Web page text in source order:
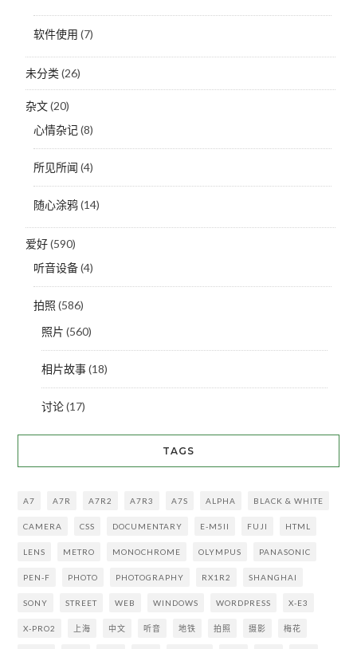
软件使用 (7)
未分类(26)
杂文(20)
心情杂记(8)
所见所闻 (4)
随心涂鸦(14)
爱好(590)
听音设备(4)
拍照 (586)
照片 (560)
相片故事(18)
讨论(17)
TAGS
A7 A7R A7R2 A7R3 A7S ALPHA BLACK & WHITE
CAMERA CSS DOCUMENTARY E-M5II FUJI HTML
LENS METRO MONOCHROME OLYMPUS PANASONIC
PEN-F PHOTO PHOTOGRAPHY RX1R2 SHANGHAI
SONY STREET WEB WINDOWS WORDPRESS X-E3
X-PRO2 上海 中文 听音 地铁 拍照 摄影 梅花